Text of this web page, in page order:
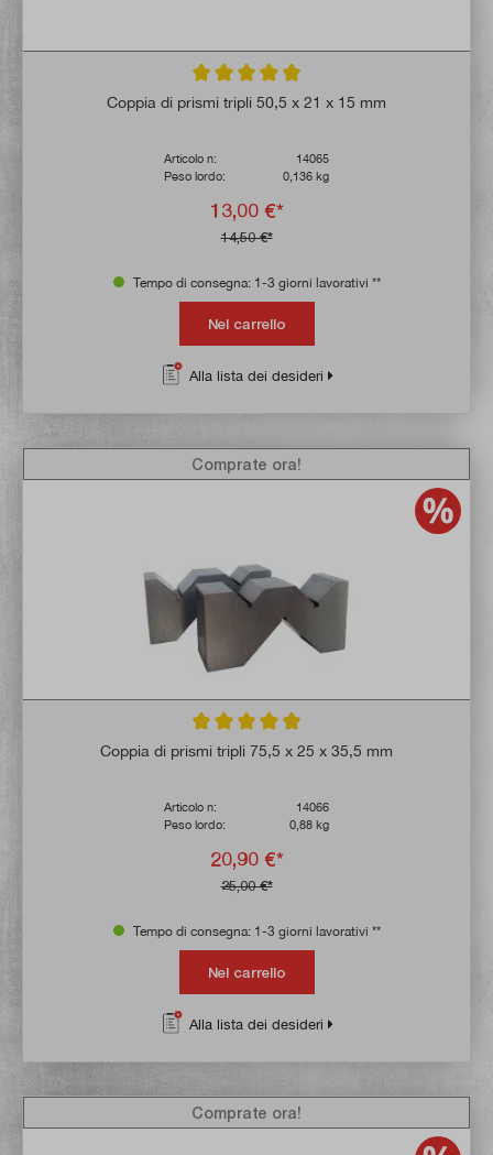
Valutazione media di 4.9 su 5 stelle
Coppia di prismi tripli 50,5 x 21 x 15 mm
Articolo n:
14065
Peso lordo:
0,136 kg
13,00 €*
14,50 €*
Tempo di consegna: 1-3 giorni lavorativi **
Nel carrello
Alla lista dei desideri
Valutazione media di 4.9 su 5 stelle
Coppia di prismi tripli 75,5 x 25 x 35,5 mm
Articolo n:
14066
Peso lordo:
0,88 kg
20,90 €*
25,00 €*
Comprate ora!
Tempo di consegna: 1-3 giorni lavorativi **
Nel carrello
Alla lista dei desideri
Comprate ora!